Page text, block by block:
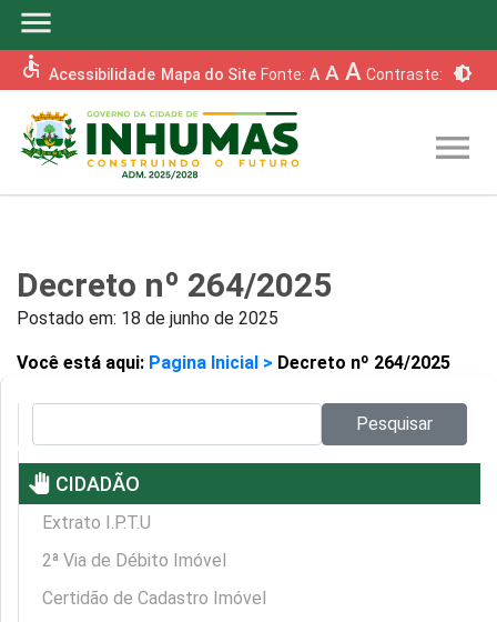
menu
accessible Acessibilidade Mapa do Site Fonte: A A A Contraste: brightness_6
menu
Decreto nº 264/2025
Postado em: 18 de junho de 2025
Você está aqui: Pagina Inicial > Decreto nº 264/2025
Pesquisar
pan_tool CIDADÃO
Extrato I.P.T.U
2ª Via de Débito Imóvel
Certidão de Cadastro Imóvel